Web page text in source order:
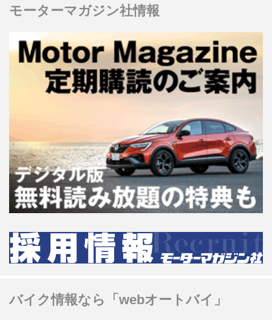
モーターマガジン社情報
バイク情報なら「webオートバイ」